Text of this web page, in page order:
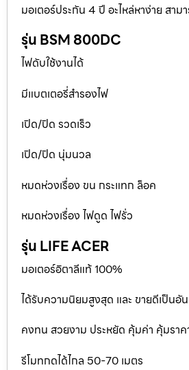
มอเตอร์ประกัน 4 ปี อะไหล่หาง่าย สาม
รุ่น BSM 800DC
ไฟดับใช้งานได้
มีแบตเตอรี่สำรองไฟ
เปิด/ปิด รวดเร็ว
เปิด/ปิด นุ่มนวล
หมดห่วงเรื่อง ขน กระแทก ล็อค
หมดห่วงเรื่อง ไฟดูด ไฟรั่ว
รุ่น LIFE ACER
มอเตอร์อิตาลีแท้ 100%
ได้รับความนิยมสูงสุด และ ขายดีเป็นอั
คงทน สวยงาม ประหยัด คุ้มค่า คุ้มราค
รีโมทกดได้ไกล 50-70 เมตร